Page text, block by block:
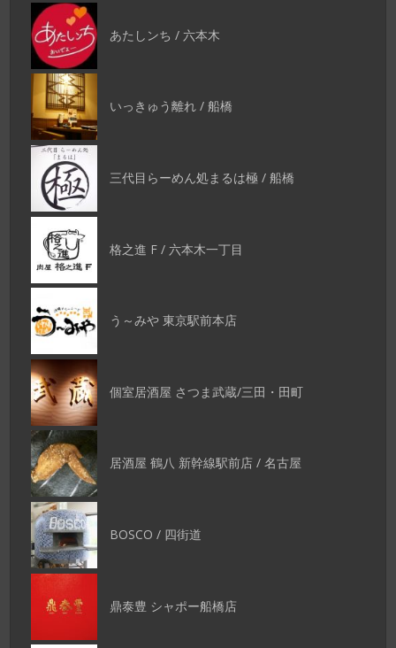
あたしンち / 六本木
いっきゅう離れ / 船橋
三代目らーめん処まるは極 / 船橋
格之進 F / 六本木一丁目
う～みや 東京駅前本店
個室居酒屋 さつま武蔵/三田・田町
居酒屋 鶴八 新幹線駅前店 / 名古屋
BOSCO / 四街道
鼎泰豊 シャポー船橋店